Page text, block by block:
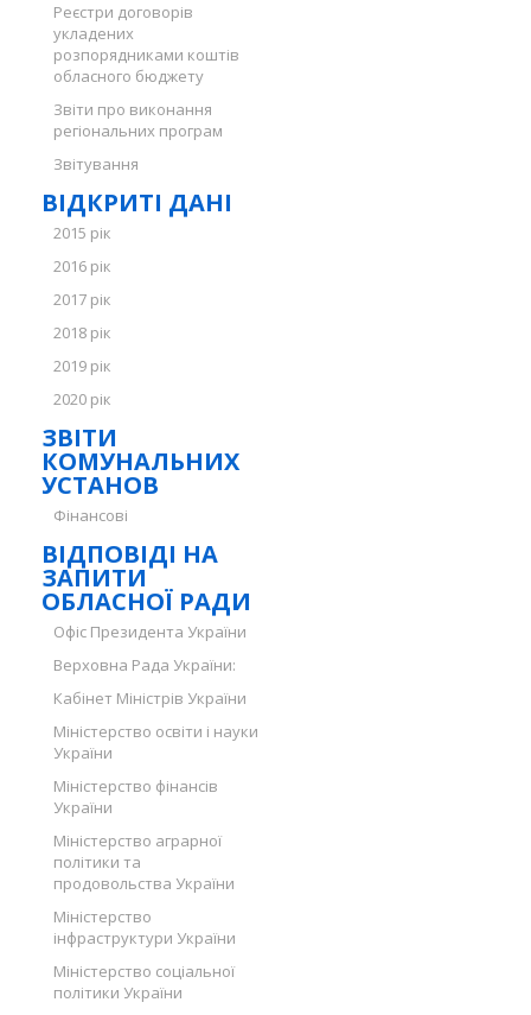
Реєстри договорів
укладених
розпорядниками коштів
обласного бюджету
Звіти про виконання
регіональних програм
Звітування
ВІДКРИТІ ДАНІ
2015 рік
2016 рік
2017 рік
2018 рік
2019 рік
2020 рік
ЗВІТИ
КОМУНАЛЬНИХ
УСТАНОВ
Фінансові
ВІДПОВІДІ НА
ЗАПИТИ
ОБЛАСНОЇ РАДИ
Офіс Президента України
Верховна Рада України:
Кабінет Міністрів України
Міністерство освіти і науки
України
Міністерство фінансів
України
Міністерство аграрної
політики та
продовольства України
Міністерство
інфраструктури України
Міністерство соціальної
політики України